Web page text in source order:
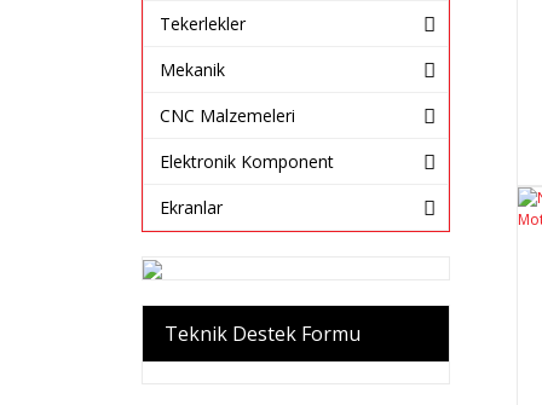
Tekerlekler
Mekanik
CNC Malzemeleri
Elektronik Komponent
Ekranlar
Teknik Destek Formu